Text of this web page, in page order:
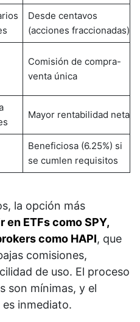
Desde centavos
(acciones fraccionadas)​
Comisión de compra-
venta única​
Mayor rentabilidad neta​
Beneficiosa (6.25%) si
se cumlen requisitos​
la opción más
en ETFs como SPY,
como HAPI, que
comisiones,
de uso. El proceso
son mínimas, y el
inmediato.​